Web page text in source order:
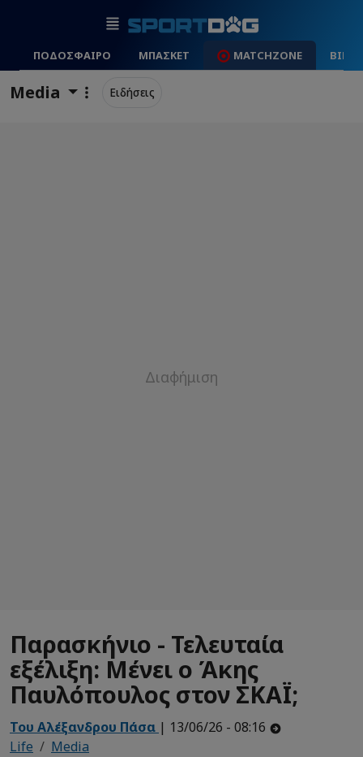
ΠΟΔΟΣΦΑΙΡΟ ΜΠΑΣΚΕΤ MATCHZONE
Media Ειδήσεις
Παρασκήνιο - Τελευταία
εξέλιξη: Μένει ο Άκης
Παυλόπουλος στον ΣΚΑΪ;
Του Αλέξανδρου Πάσα | 13/06/26 - 08:16
Life
Media